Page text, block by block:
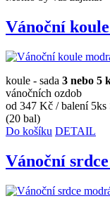
Vánoční
koule - sada 3 nebo 5
vánočních ozdob
od 347 Kč / balení 5ks
(20 bal)
Do košíku DETAIL
Vánoční